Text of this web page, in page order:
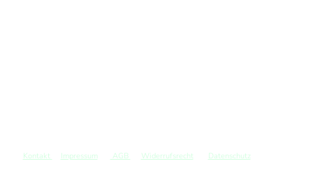
Kontakt Impressum AGB Widerrufsrecht Datenschutz